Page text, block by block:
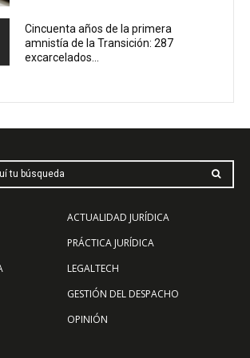
Cincuenta años de la primera
amnistía de la Transición: 287
excarcelados...
tu búsqueda
ACTUALIDAD JURÍDICA
PRÁCTICA JURÍDICA
LEGALTECH
GESTIÓN DEL DESPACHO
OPINIÓN